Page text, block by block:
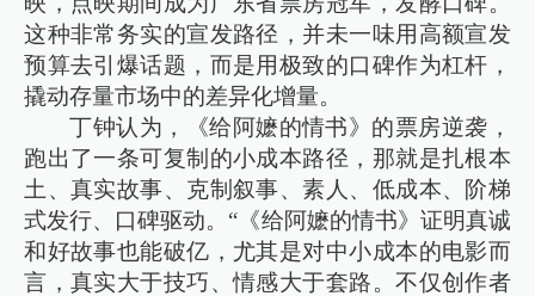
这种非常务实的宣发路径，并未一味用高额宣发
预算去引爆话题，而是用极致的口碑作为杠杆，
撬动存量市场中的差异化增量。
丁钟认为，《给阿嬷的情书》的票房逆袭，
跑出了一条可复制的小成本路径，那就是扎根本
土、真实故事、克制叙事、素人、低成本、阶梯
式发行、口碑驱动。“《给阿嬷的情书》证明真诚
和好故事也能破亿，尤其是对中小成本的电影而
言，真实大于技巧、情感大于套路。不仅创作者